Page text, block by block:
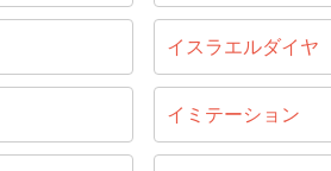
イスラエルダイヤ
イミテーション